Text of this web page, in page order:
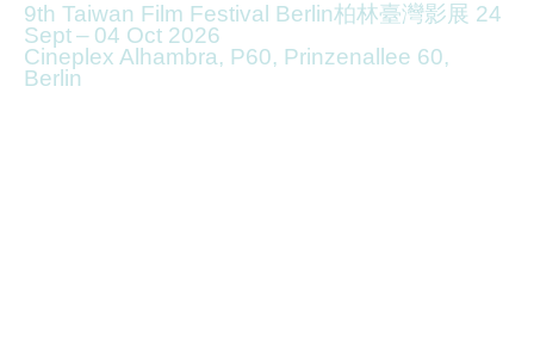
9th Taiwan Film Festival Berlin柏林臺灣影展 24
Sept – 04 Oct 2026
Cineplex Alhambra, P60, Prinzenallee 60,
Berlin